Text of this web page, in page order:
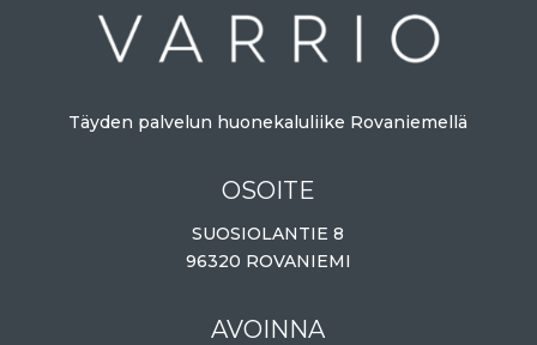
Täyden palvelun huonekaluliike Rovaniemellä
OSOITE
SUOSIOLANTIE 8
96320 ROVANIEMI
AVOINNA